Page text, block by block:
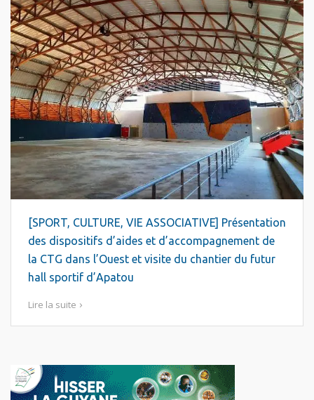
[SPORT, CULTURE, VIE ASSOCIATIVE] Présentation
des dispositifs d’aides et d’accompagnement de
la CTG dans l’Ouest et visite du chantier du futur
hall sportif d’Apatou
Lire la suite